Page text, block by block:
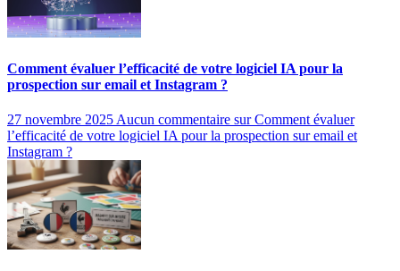
Comment évaluer l’efficacité de votre logiciel IA pour la
prospection sur email et Instagram ?
27 novembre 2025 Aucun commentaire sur Comment évaluer
l’efficacité de votre logiciel IA pour la prospection sur email et
Instagram ?